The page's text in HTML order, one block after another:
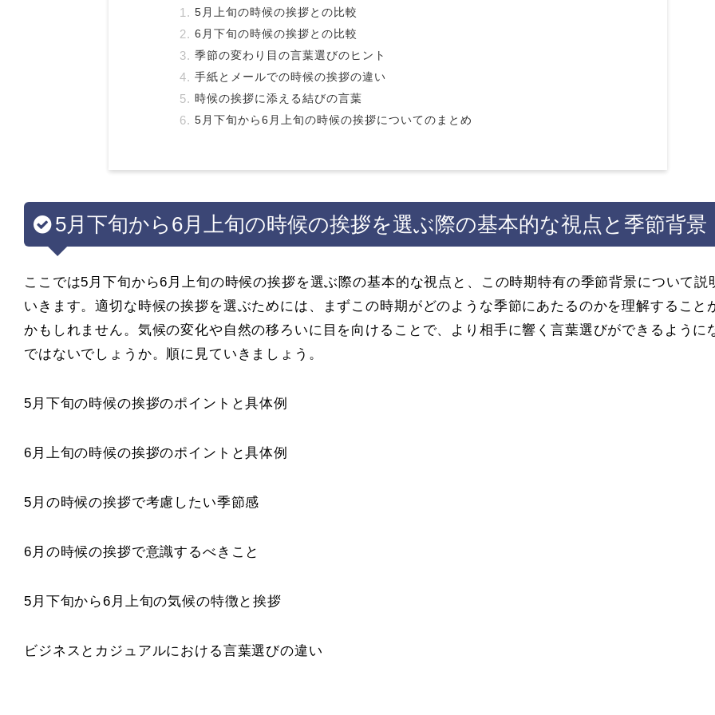
5月上旬の時候の挨拶との比較
6月下旬の時候の挨拶との比較
季節の変わり目の言葉選びのヒント
手紙とメールでの時候の挨拶の違い
時候の挨拶に添える結びの言葉
5月下旬から6月上旬の時候の挨拶についてのまとめ
5月下旬から6月上旬の時候の挨拶を選ぶ際の基本的な視点と季節背景
ここでは5月下旬から6月上旬の時候の挨拶を選ぶ際の基本的な視点と、この時期特有の季節背景について説
いきます。適切な時候の挨拶を選ぶためには、まずこの時期がどのような季節にあたるのかを理解すること
かもしれません。気候の変化や自然の移ろいに目を向けることで、より相手に響く言葉選びができるように
ではないでしょうか。順に見ていきましょう。
5月下旬の時候の挨拶のポイントと具体例
6月上旬の時候の挨拶のポイントと具体例
5月の時候の挨拶で考慮したい季節感
6月の時候の挨拶で意識するべきこと
5月下旬から6月上旬の気候の特徴と挨拶
ビジネスとカジュアルにおける言葉選びの違い